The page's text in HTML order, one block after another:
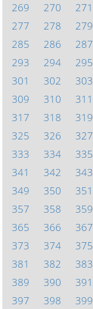
269
270 271
277
278 279
285
286 287
293
294 295
301
302 303
309
310 311
317
318 319
325
326 327
333
334 335
341
342 343
349
350 351
357
358 359
365
366 367
373
374 375
381
382 383
389
390 391
397
398 399